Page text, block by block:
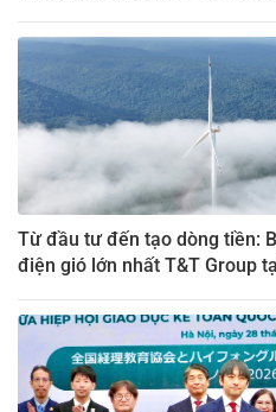
Từ đầu tư đến tạo dòng tiền:
điện gió lớn nhất T&T Group